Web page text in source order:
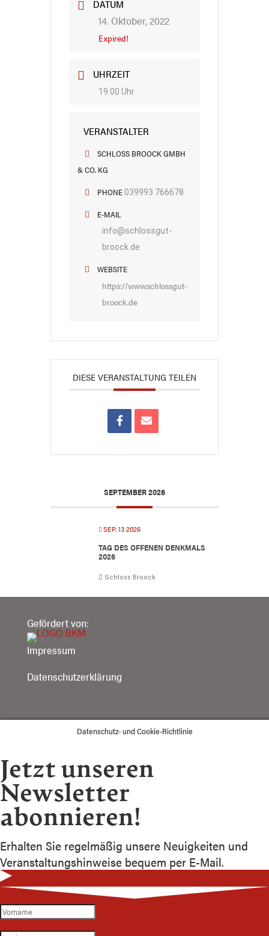
DATUM
14. Oktober, 2022
Expired!
UHRZEIT
19:00 Uhr
VERANSTALTER
SCHLOSS BROOCK GMBH
& CO. KG
PHONE039993 766678
E-MAIL
info@schlossgut-
broock.de
WEBSITE
https://www.schlossgut-
broock.de
DIESE VERANSTALTUNG TEILEN
SEPTEMBER 2026
SEP. 13 2026
TAG DES OFFENEN DENKMALS
2026
Schloss Broock
Gefördert von:
Impressum
Datenschutzerklärung
Datenschutz- und Cookie-Richtlinie
Jetzt unseren
Newsletter
abonnieren!
Erhalten Sie regelmäßig unsere Neuigkeiten und
Veranstaltungshinweise bequem per E-Mail.